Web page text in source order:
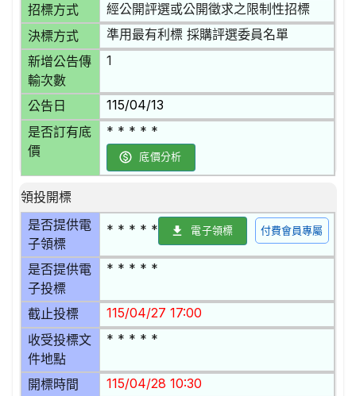
招標方式
經公開評選或公開徵求之限制性招標
決標方式 準用最有利標 採購評選委員名單
新增公告傳
輸次數
1
公告日 115/04/13
是否訂有底
價
* * * * *
底價分析
領投開標
是否提供電
子領標
* * * * * 電子領標 付費會員專屬
是否提供電
子投標
* * * * *
截止投標 115/04/27 17:00
收受投標文
件地點
* * * * *
開標時間 115/04/28 10:30